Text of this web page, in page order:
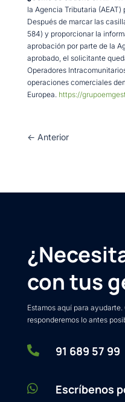
la Agencia Tributaria (AEAT)
Después de marcar las
584) y proporcionar la
aprobación por parte de la
aprobado, el solicitante
Operadores
operaciones comerciales
Europea. https://
← Anterior
con tus
Estamos aquí para
responderemos lo antes
 91 689 57 99
 Escríbenos